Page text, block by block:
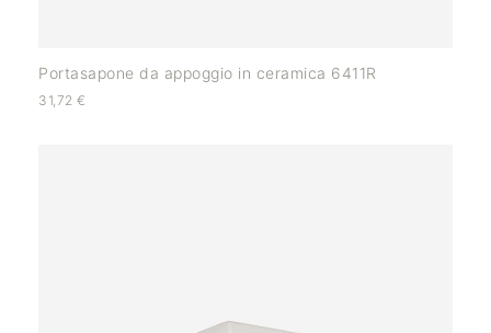
Portasapone da appoggio in ceramica 6411R
31,72 €